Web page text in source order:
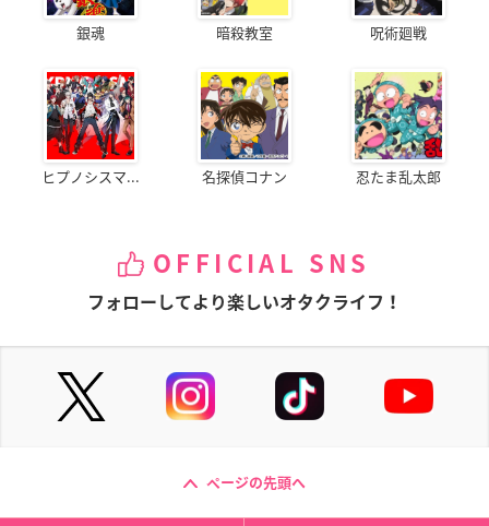
銀魂 暗殺教室 呪術廻戦
ヒプノシスマ... 名探偵コナン 忍たま乱太郎
OFFICIAL SNS
フォローしてより楽しいオタクライフ！
ページの先頭へ